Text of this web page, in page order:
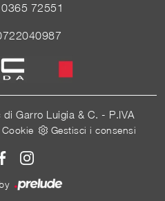
72551
Garro Luigia & C. - P.IVA
Cookie Gestisci i consensi